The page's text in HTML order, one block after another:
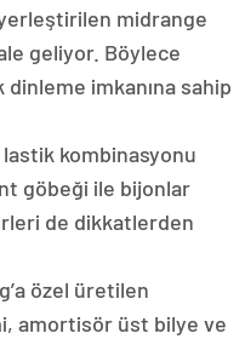
midrange
geliyor. Böylece
imkanına sahip
kombinasyonu
göbeği ile bijonlar
de dikkatlerden
özel üretilen
amortisör üst bilye ve